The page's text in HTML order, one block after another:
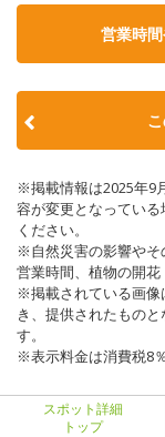
営業時
※掲載情報は2025年9
容が変更となってい
ください。
※自然災害の影響やそ
営業時間、植物の開花
※掲載されている画像
き、提供されたもの
す。
※表示料金は消費税8
スポット詳細
トップ